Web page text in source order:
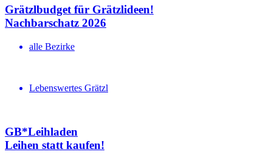
Grätzlbudget für Grätzlideen!
Nachbar­schatz 2026
alle Bezirke
Lebenswertes Grätzl
GB*Leihladen
Leihen statt kaufen!